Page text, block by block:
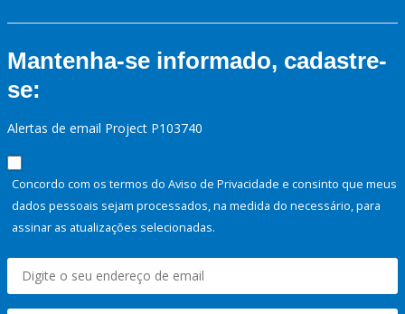
Mantenha-se informado, cadastre-
se:
Alertas de email Project P103740
Concordo com os termos do Aviso de Privacidade e consinto que meus
dados pessoais sejam processados, na medida do necessário, para
assinar as atualizações selecionadas.